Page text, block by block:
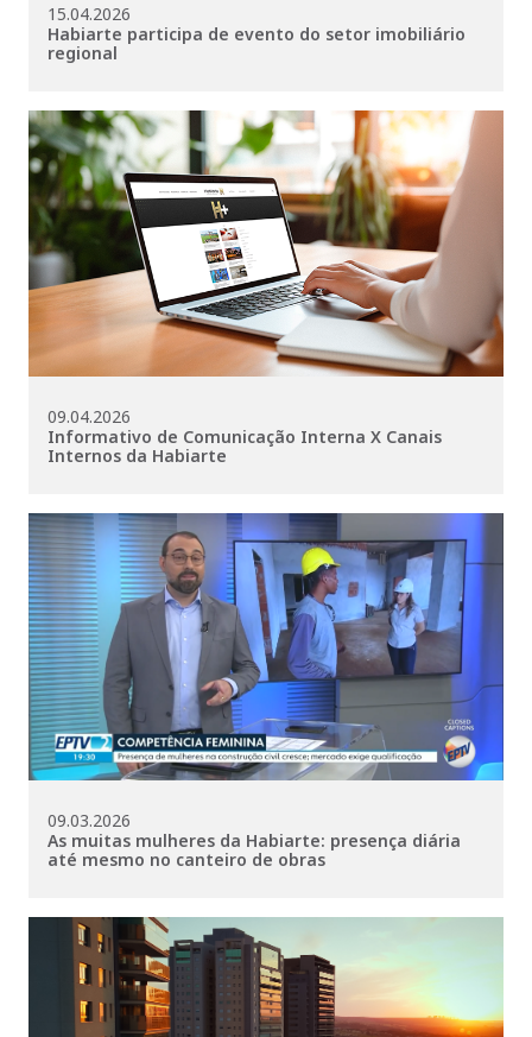
15.04.2026
Habiarte participa de evento do setor imobiliário
regional
09.04.2026
Informativo de Comunicação Interna X Canais
Internos da Habiarte
09.03.2026
As muitas mulheres da Habiarte: presença diária
até mesmo no canteiro de obras